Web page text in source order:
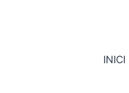
INICI